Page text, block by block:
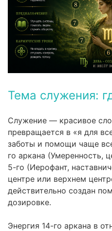
Тема служения:
Служение — красивое
превращается в «я для
заботы и помощи чаще
го аркана (Умеренность,
5-го (Иерофант,
центре или верхнем
действительно создан
дозировке.
Энергия 14-го аркана в